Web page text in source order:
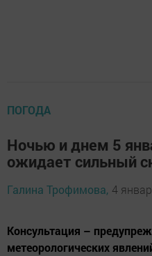
ПОГОДА
Ночью и днем 5
ожидает сильный
Галина Трофимова, 4
Консультация –
метеорологических